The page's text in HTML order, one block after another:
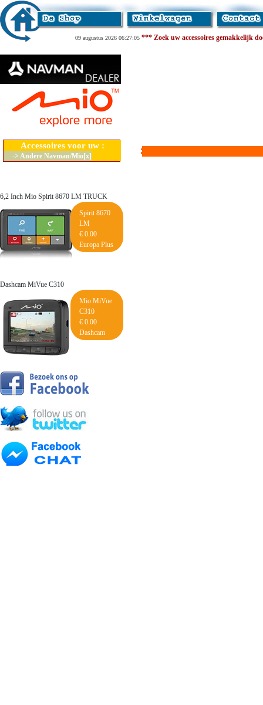
09 augustus 2026 06:27:05 *** Zoek uw accessoires gemakkelijk
Accessoires voor uw :
-> Andere Navman/Mio[x]
6,2 Inch Mio Spirit 8670 LM TRUCK
Spirit 8670
LM
€ 0.00
Europa Plus
Dashcam MiVue C310
Mio MiVue
C310
€ 0.00
Dashcam